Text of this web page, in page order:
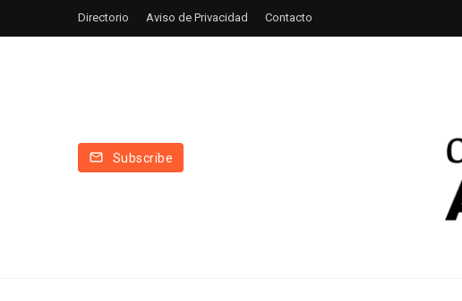
Directorio Aviso de Privacidad Contacto
Subscribe